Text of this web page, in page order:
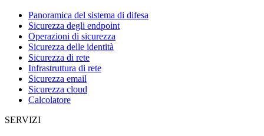
Panoramica del sistema di difesa
Sicurezza degli endpoint
Operazioni di sicurezza
Sicurezza delle identità
Sicurezza di rete
Infrastruttura di rete
Sicurezza email
Sicurezza cloud
Calcolatore
SERVIZI